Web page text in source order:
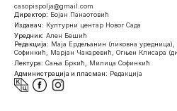
casopispolja@gmail.com
Директор: Бојан Панаотовић
Издавач: Културни центар Новог Сада
Уредник: Ален Бешић
Редакција: Маја Ердељанин (ликовна
Софинкић, Марјан Чакаревић, Огњен Клисара
Лектура: Сања Бркић, Милица Софинкић
Администрација и пласман: Редакција